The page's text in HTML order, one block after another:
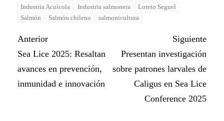
Industria Acuícola
Industria salmonera
Loreto Seguel
Salmón
Salmón chileno salmonicultura
Anterior
Sea Lice 2025: Resaltan
avances en prevención,
inmunidad e innovación
Siguiente
Presentan investigación
sobre patrones larvales de
Caligus en Sea Lice
Conference 2025